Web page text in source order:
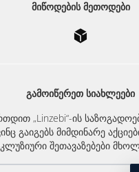
ᲛᲘᲬᲝᲓᲔᲑᲘᲡ ᲛᲔᲗᲝᲓᲔᲑᲘ
ᲒᲐᲛᲝᲘᲬᲔᲠᲔᲗ ᲡᲘᲐᲮᲚᲔᲔᲑᲘ
„Linzebi“-ის
გაიგებს მიმდინარე
შეთავაზებები